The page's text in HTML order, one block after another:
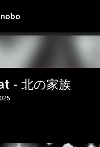
ップしてメイン コンテン
- 北の家族